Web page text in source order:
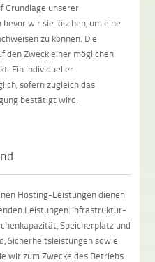
Grundlage unserer
wir sie löschen, um eine
zu können. Die
den Zweck einer möglichen
Ein individueller
sofern zugleich das
bestätigt wird.
Hosting-Leistungen dienen
Leistungen: Infrastruktur-
Speicherplatz und
Sicherheitsleistungen sowie
wir zum Zwecke des Betriebs